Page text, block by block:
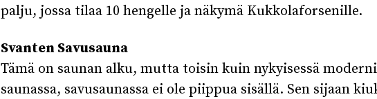
palju, jossa tilaa 10 hengelle ja näkymä Kukkolaforsenille.
Svanten Savusauna
Tämä on saunan alku, mutta toisin kuin nykyisessä
saunassa, savusaunassa ei ole piippua sisällä. Sen sijaan